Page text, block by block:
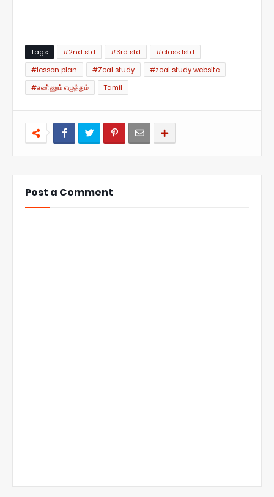
Tags #2nd std #3rd std
#class 1std
#lesson plan
#Zeal study
#zeal study website
#எண்ணும் எழுத்தும்
Tamil
Post a Comment